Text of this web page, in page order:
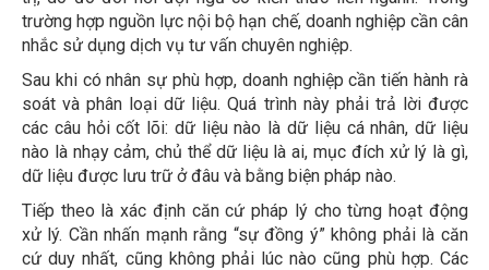
trường hợp nguồn lực nội bộ hạn chế, doanh nghiệp cần cân
nhắc sử dụng dịch vụ tư vấn chuyên nghiệp.
Sau khi có nhân sự phù hợp, doanh nghiệp cần tiến hành rà
soát và phân loại dữ liệu. Quá trình này phải trả lời được
các câu hỏi cốt lõi: dữ liệu nào là dữ liệu cá nhân, dữ liệu
nào là nhạy cảm, chủ thể dữ liệu là ai, mục đích xử lý là gì,
dữ liệu được lưu trữ ở đâu và bằng biện pháp nào.
Tiếp theo là xác định căn cứ pháp lý cho từng hoạt động
xử lý. Cần nhấn mạnh rằng “sự đồng ý” không phải là căn
cứ duy nhất, cũng không phải lúc nào cũng phù hợp. Các